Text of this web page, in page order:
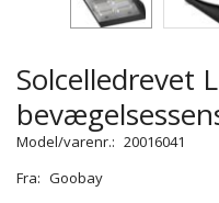
Solcelledrevet
Model/varenr.: 20016041
Fra: Goobay